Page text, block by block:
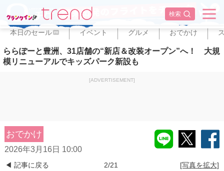
検索
✕
本日のセール PR イベント グルメ おでかけ
ららぽーと豊洲、31店舗の“新店＆改装オープン”へ！ 大規
模リニューアルでキッズパーク新設も
[ADVERTISEMENT]
おでかけ
2026年3月16日 10:00
◀ 記事に戻る 2/21 [写真を拡大]